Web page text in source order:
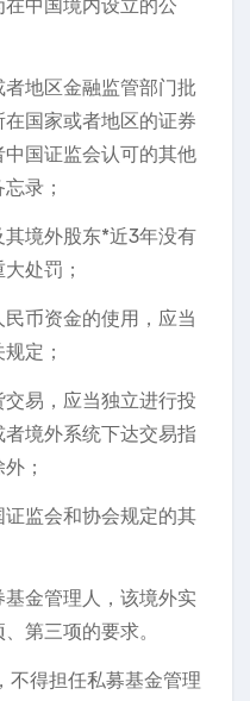
在中国境内设立的公
者地区金融监管部门批
国家或者地区的证券
国证监会认可的其他
录；
其境外股东*近3年没有
处罚；
民币资金的使用，应当
定；
交易，应当独立进行投
境外系统下达交易指
；
证监会和协会规定的其
金管理人，该境外实
第三项的要求。
不得担任私募基金管理